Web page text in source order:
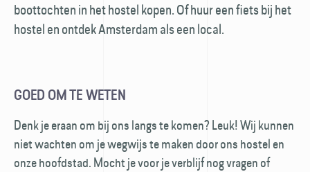
boottochten in het hostel kopen. Of huur een fiets bij het
hostel en ontdek Amsterdam als een local.
GOED OM TE WETEN
Denk je eraan om bij ons langs te komen? Leuk! Wij kunnen
niet wachten om je wegwijs te maken door ons hostel en
onze hoofdstad. Mocht je voor je verblijf nog vragen of